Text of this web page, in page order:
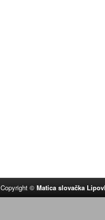
Copyright ©Matica slovačka